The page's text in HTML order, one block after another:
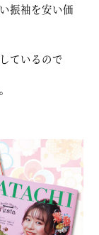
振袖を安い価
ているので